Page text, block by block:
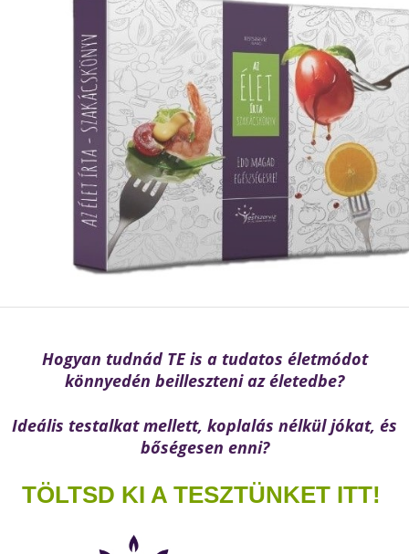
Hogyan tudnád TE is a tudatos életmódot
könnyedén beilleszteni az életedbe?
Ideális testalkat mellett, koplalás nélkül jókat, és
bőségesen enni?
TÖLTSD KI A TESZTÜNKET ITT!